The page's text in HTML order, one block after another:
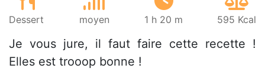
Dessert moyen 1 h 20 m 595 Kcal
Je vous jure, il faut faire cette recette !
Elles est trooop bonne !